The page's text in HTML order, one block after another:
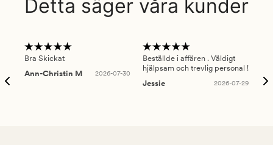
Detta säger våra kunder
Bra Skickat
Ann-Christin M
2026-07-30
Beställde i affären . Väldigt
hjälpsam och trevlig personal !
Jessie
2026-07-29